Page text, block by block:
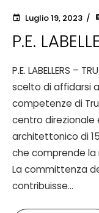
event Luglio 19, 2023
P.E.
P.E. LABELLERS –
scelto di affidarsi
competenze di
centro
architettonico di
che comprende la
La committenza
contribuisse...